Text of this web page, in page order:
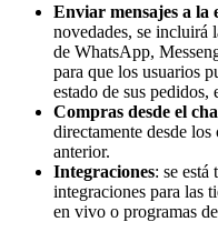
Enviar mensajes a la
novedades, se incluirá
de WhatsApp,
para que los usuarios
estado de sus pedidos,
Compras desde el
directamente desde
anterior.
Integraciones: se está
integraciones para las
en vivo o programas